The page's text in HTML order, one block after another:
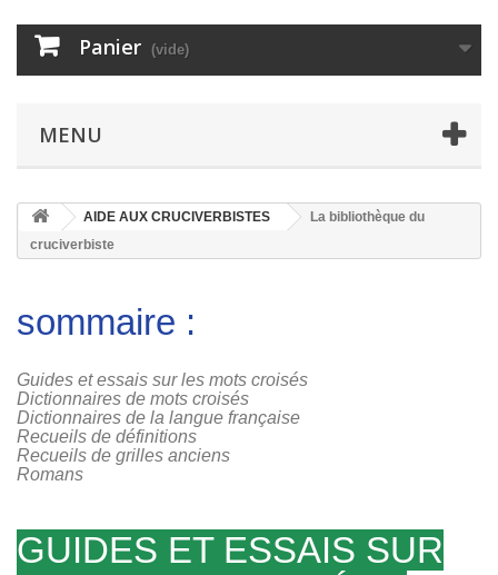
Panier (vide)
MENU
AIDE AUX CRUCIVERBISTES
La bibliothèque du
cruciverbiste
sommaire :
Guides et essais sur les mots croisés
Dictionnaires de mots croisés
Dictionnaires de la langue française
Recueils de définitions
Recueils de grilles anciens
Romans
GUIDES ET ESSAIS SUR